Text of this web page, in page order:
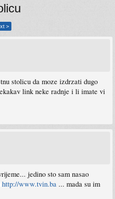
>
stolicu da moze izdrzati dugo
link neke radnje i li imate vi
jedino sto sam nasao
http://www.tvin.ba ... mada su im